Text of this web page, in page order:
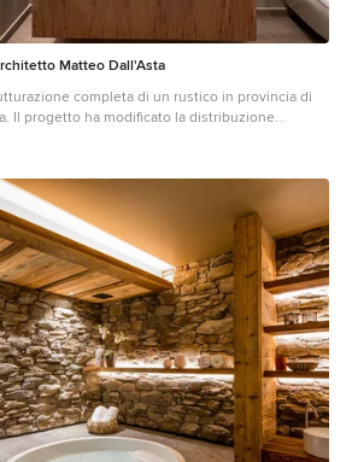
Matteo Dall'Asta
completa di un rustico in provincia di
Il progetto ha modificato la distribuzione
autorizzative in Comune, pratiche per la
e contabilità per le detrazioni fiscali che
un ritorno in 10 anni di una percentuale (dal
65%) della spesa sostenuta per i lavori.